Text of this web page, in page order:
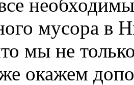
мусора в
мы не
окажем